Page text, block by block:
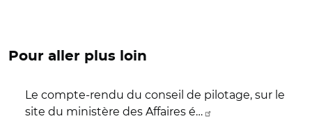
Pour aller plus loin
Le compte-rendu du conseil de pilotage, sur le
site du ministère des Affaires é…